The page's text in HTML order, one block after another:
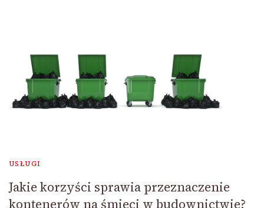
USŁUGI
Jakie korzyści sprawia przeznaczenie
kontenerów na śmieci w budownictwie?